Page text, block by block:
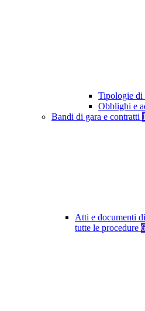
Tipologie di
Obblighi e
Bandi di gara e contratti
Atti e documenti
tutte le procedure 6